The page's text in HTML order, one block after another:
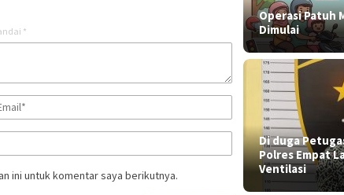
*
ini untuk komentar saya berikutnya.
Operasi Patuh
Dimulai
​Di duga
Polres Empat
Ventilasi